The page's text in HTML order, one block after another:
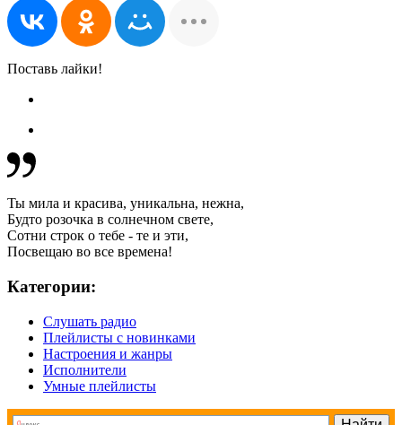
Поставь лайки!
Ты мила и красива, уникальна, нежна,
Будто розочка в солнечном свете,
Сотни строк о тебе - те и эти,
Посвещаю во все времена!
Категории:
Слушать радио
Плейлисты с новинками
Настроения и жанры
Исполнители
Умные плейлисты